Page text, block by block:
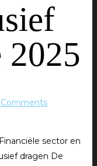
2025
Comments
sector en
dragen De